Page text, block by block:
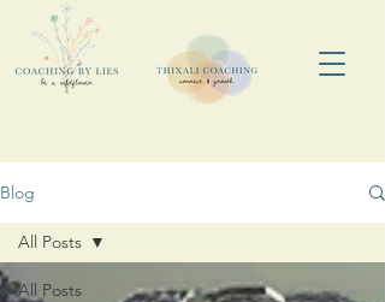
Blog
All Posts
All Posts